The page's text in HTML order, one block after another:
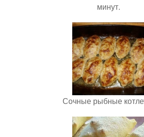
минут.
Сочные рыбные